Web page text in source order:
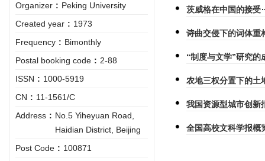
Organizer : Peking University
Created year : 1973
Frequency : Bimonthly
Postal booking code : 2-88
ISSN : 1000-5919
CN : 11-1561/C
Address : No.5 Yiheyuan Road,
Haidian District, Beijing
Post Code : 100871
茨威格在中国的接受
诗曲交侵下的词体重
“制度与文学”研究的
农地三权分置下的土
我国资源型城市创
全国高校文科学报概